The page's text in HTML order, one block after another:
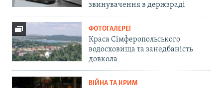
звинувачення в держзраді
ФОТОГАЛЕРЕЇ
Краса Сімферопольського
водосховища та занедбаність
довкола
ВІЙНА ТА КРИМ